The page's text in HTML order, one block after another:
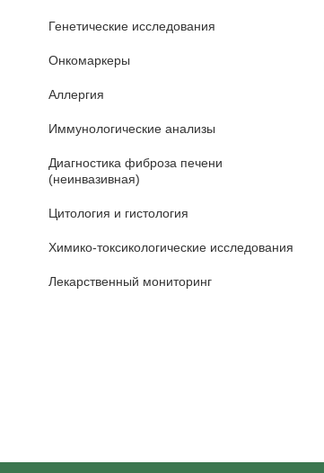
Генетические исследования
Онкомаркеры
Аллергия
Иммунологические анализы
Диагностика фиброза печени
(неинвазивная)
Цитология и гистология
Химико-токсикологические исследования
Лекарственный мониторинг